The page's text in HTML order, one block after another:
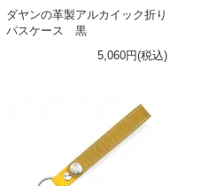
ダヤンの革製アルカイック折り
パスケース 黒
5,060円(税込)